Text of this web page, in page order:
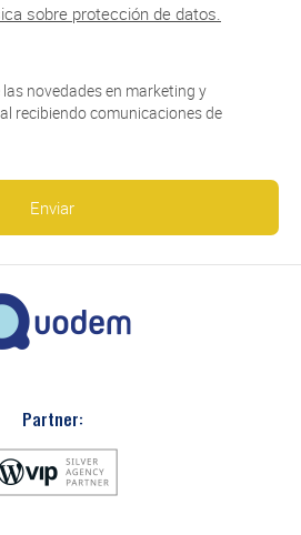
sobre protección de datos.
novedades en marketing y
recibiendo comunicaciones de
Partner: